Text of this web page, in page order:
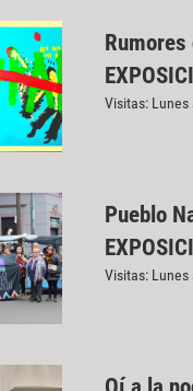
Visitas: Lunes
Pueblo
Visitas: Lunes